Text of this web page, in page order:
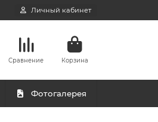
Личный кабинет
Сравнение Корзина
Фотогалерея